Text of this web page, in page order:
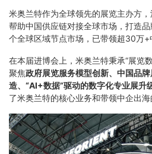
米奥兰特作为全球领先的展览主办方
帮助中国供应链对接全球市场，打造
个全球区域节点市场，已带领超30万+
在本届进博会上，米奥兰特秉承“展览
聚焦政府展览服务模型创新、 中国品
造、 “AI+数据”驱动的数字化专业展升
了米奥兰特的核心业务和带领中企出海